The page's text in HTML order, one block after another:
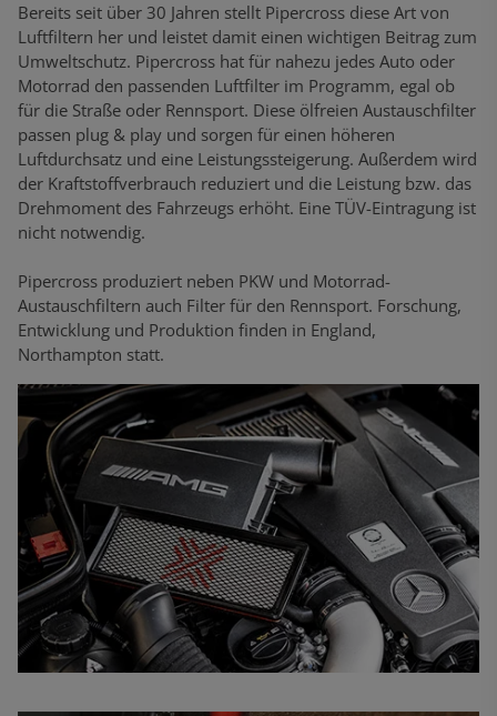
Bereits seit über 30 Jahren stellt Pipercross diese Art von
Luftfiltern her und leistet damit einen wichtigen Beitrag zum
Umweltschutz. Pipercross hat für nahezu jedes Auto oder
Motorrad den passenden Luftfilter im Programm, egal ob
für die Straße oder Rennsport. Diese ölfreien Austauschfilter
passen plug & play und sorgen für einen höheren
Luftdurchsatz und eine Leistungssteigerung. Außerdem wird
der Kraftstoffverbrauch reduziert und die Leistung bzw. das
Drehmoment des Fahrzeugs erhöht. Eine TÜV-Eintragung ist
nicht notwendig.
Pipercross produziert neben PKW und Motorrad-
Austauschfiltern auch Filter für den Rennsport. Forschung,
Entwicklung und Produktion finden in England,
Northampton statt.